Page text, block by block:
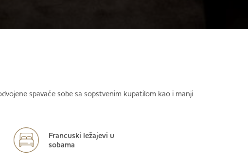
spavaće sobe sa sopstvenim kupatilom kao i manji
Francuski ležajevi u
sobama